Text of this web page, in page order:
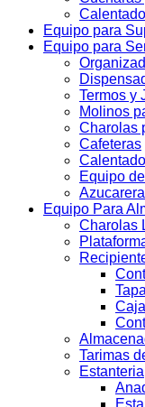
Equipo para
Equipo para
Termos y
Molinos
Charolas
Cafeteras
Equipo
Equipo Para
Charolas
Tarimas
Estanteria